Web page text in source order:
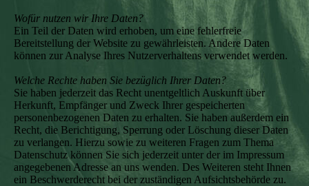
Wofür nutzen wir Ihre Daten?
Ein Teil der Daten wird erhoben, um eine fehlerfreie
Bereitstellung der Website zu gewährleisten. Andere Daten
können zur Analyse Ihres Nutzerverhaltens verwendet werden.
Welche Rechte haben Sie bezüglich Ihrer Daten?
Sie haben jederzeit das Recht unentgeltlich Auskunft über
Herkunft, Empfänger und Zweck Ihrer gespeicherten
personenbezogenen Daten zu erhalten. Sie haben außerdem ein
Recht, die Berichtigung, Sperrung oder Löschung dieser Daten
zu verlangen. Hierzu sowie zu weiteren Fragen zum Thema
Datenschutz können Sie sich jederzeit unter der im Impressum
angegebenen Adresse an uns wenden. Des Weiteren steht Ihnen
ein Beschwerderecht bei der zuständigen Aufsichtsbehörde zu.